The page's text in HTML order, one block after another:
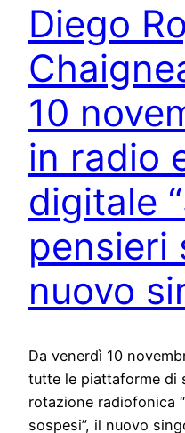
Diego
10
in radio
digitale
pensieri
nuovo
Da venerdì 10
tutte le piattaforme di
rotazione radiofonica
sospesi”, il nuovo